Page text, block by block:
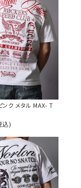
ク メタル MAX- T
込)